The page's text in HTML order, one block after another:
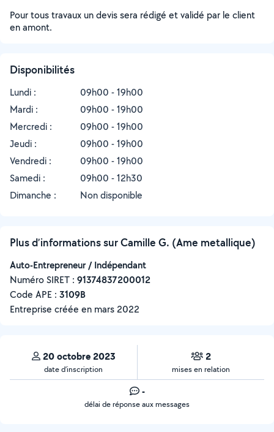
Pour tous travaux un devis sera rédigé et validé par le client
en amont.
Disponibilités
Lundi :
09h00 - 19h00
Mardi :
09h00 - 19h00
Mercredi :
09h00 - 19h00
Jeudi :
09h00 - 19h00
Vendredi :
09h00 - 19h00
Samedi :
09h00 - 12h30
Dimanche :
Non disponible
Plus d’informations sur Camille G. (Ame metallique)
Auto-Entrepreneur / Indépendant
Numéro SIRET : ‍91374837200012
Code APE : 3109B
Entreprise créée en mars 2022
20 octobre 2023
date d’inscription
2
mises en relation
-
délai de réponse aux messages